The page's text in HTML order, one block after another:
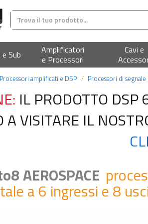
Sub
Amplificatori
e Processori
Cavi e
Processori amplificati e DSP Processori di
IL PRODOTTO DSP
VISITARE IL
AEROSPACE
a 6 ingressi e 8